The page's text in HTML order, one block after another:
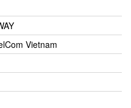
Vietnam